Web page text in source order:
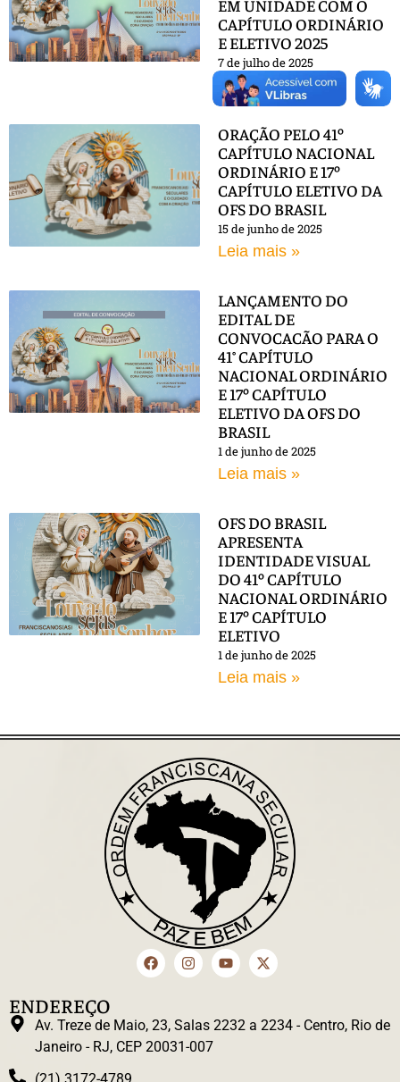
EM UNIDADE COM O
CAPÍTULO ORDINÁRIO
E ELETIVO 2025
7 de julho de 2025
Leia mais »
ORAÇÃO PELO 41º
CAPÍTULO NACIONAL
ORDINÁRIO E 17º
CAPÍTULO ELETIVO DA
OFS DO BRASIL
15 de junho de 2025
Leia mais »
LANÇAMENTO DO
EDITAL DE
CONVOCACÃO PARA O
41° CAPÍTULO
NACIONAL ORDINÁRIO
E 17º CAPÍTULO
ELETIVO DA OFS DO
BRASIL
1 de junho de 2025
Leia mais »
OFS DO BRASIL
APRESENTA
IDENTIDADE VISUAL
DO 41º CAPÍTULO
NACIONAL ORDINÁRIO
E 17º CAPÍTULO
ELETIVO
1 de junho de 2025
Leia mais »
ENDEREÇO
Av. Treze de Maio, 23, Salas 2232 a 2234 - Centro, Rio de
Janeiro - RJ, CEP 20031-007